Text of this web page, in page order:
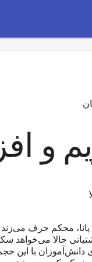
و
حالا می‌خواهد
دانش‌آموزان با این